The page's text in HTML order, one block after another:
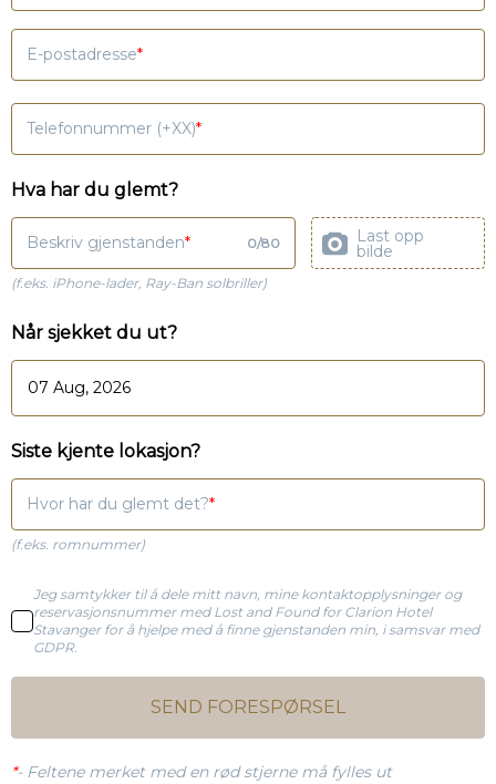
E-postadresse
Telefonnummer (+XX)
Hva har du glemt?
Beskriv gjenstanden 0/80 Last opp
bilde
(f.eks. iPhone-lader, Ray-Ban solbriller)
Når sjekket du ut?
Siste kjente lokasjon?
Hvor har du glemt det?
(f.eks. romnummer)
Jeg samtykker til å dele mitt navn, mine kontaktopplysninger og
reservasjonsnummer med Lost and Found for Clarion Hotel
Stavanger for å hjelpe med å finne gjenstanden min, i samsvar med
GDPR.
SEND FORESPØRSEL
*- Feltene merket med en rød stjerne må fylles ut